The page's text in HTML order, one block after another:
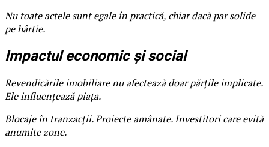
Nu toate actele sunt egale în practică, chiar dacă par solide
pe hârtie.
Impactul economic și social
Revendicările imobiliare nu afectează doar părțile implicate.
Ele influențează piața.
Blocaje în tranzacții. Proiecte amânate. Investitori care evită
anumite zone.